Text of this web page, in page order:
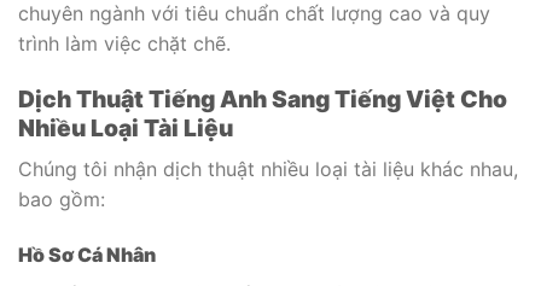
chuyên ngành với tiêu chuẩn chất lượng cao và quy
trình làm việc chặt chẽ.
Dịch Thuật Tiếng Anh Sang Tiếng Việt Cho
Nhiều Loại Tài Liệu
Chúng tôi nhận dịch thuật nhiều loại tài liệu khác nhau,
bao gồm:
Hồ Sơ Cá Nhân